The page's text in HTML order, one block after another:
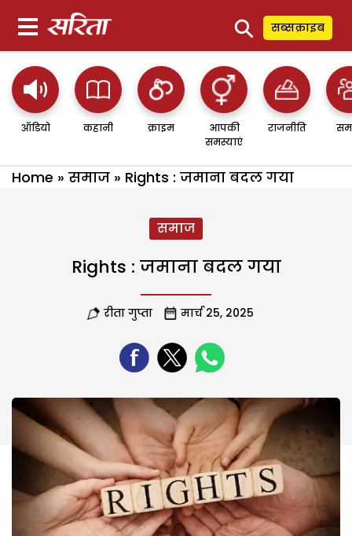
⚲ सब्सक्राइब
ऑडियो कहानी क्राइम
आपकी
समस्याएं
राजनीति
Home » समाज » Rights : जमाना बदल गया
समाज
Rights : जमाना बदल गया
रीता गुप्ता मार्च 25, 2025